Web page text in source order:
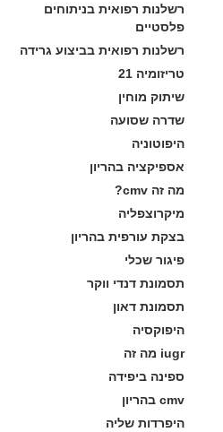
רשלנות רפואית בניתוחים
פלסטיים
רשלנות רפואית בביצוע גרידה
טריזומיה 21
שיתוק מוחין
שדרה שסועה
היפוטוניה
אספיקציה בהריון
מה זה cmv?
מיקרוצפליה
בצקת עורפית בהריון
פיגור שכלי
תסמונת דנדי ווקר
תסמונת דאון
היפוקסיה
iugr מה זה
ספינה ביפידה
cmv בהריון
היפרדות שליה